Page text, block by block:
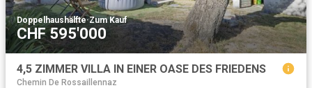
Doppelhaushälfte·Zum Kauf
CHF 595'000
4,5 ZIMMER VILLA IN EINER OASE DES FRIEDENS
Chemin De Rossaillennaz